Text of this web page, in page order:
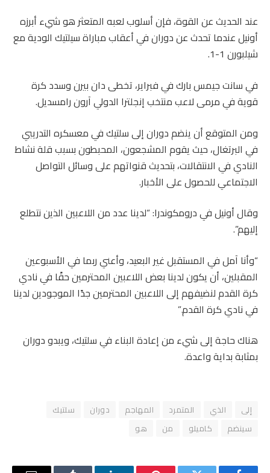
عند الحديث عن القوة، فإن أسلوب لعبه المتعثر هو شيء أبرزه
أونيل عندما تحدث عن دوران في أعقاب مباراة سيلتيك الودية مع
شيلبورن 1-1.
في سانت جيمس بارك في فبراير، تخطى دان بيرن وسدد كرة
قوية في مرمى لاعب منتخب إنجلترا الدولي آرون رامسديل.
ومن المتوقع أن ينضم دوران إلى سلتيك في معسكره التدريبي
في البرتغال، حيث يقوم المشجعون، المحبطون بسبب قلة نشاط
النادي في الانتقالات، بتحديث قنواتهم على وسائل التواصل
الاجتماعي للحصول على الأخبار.
وقال أونيل في درومكوندرا: “لدينا عدد من اللاعبين الذين نتطلع
إليهم”.
“وأنا آمل في المستقبل غير البعيد، وأعني ربما في الأسبوعين
المقبلين، أن يكون لدينا بعض اللاعبين المحترمين حقًا في نادي
كرة القدم لنضيفهم إلى اللاعبين المحترمين جدًا الموجودين لدينا
في نادي كرة القدم.”
هناك حاجة إلى شيء من إعادة البناء في سلتيك، ويبدو دوران
بمثابة بداية واعدة.
إلى الذي المتمرد المهاجم دوران
سلتيك
سينضم
كاميلو من هو